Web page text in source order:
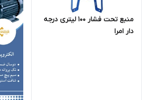
منبع تحت فشار 100 لیتری درجه
دار امرا